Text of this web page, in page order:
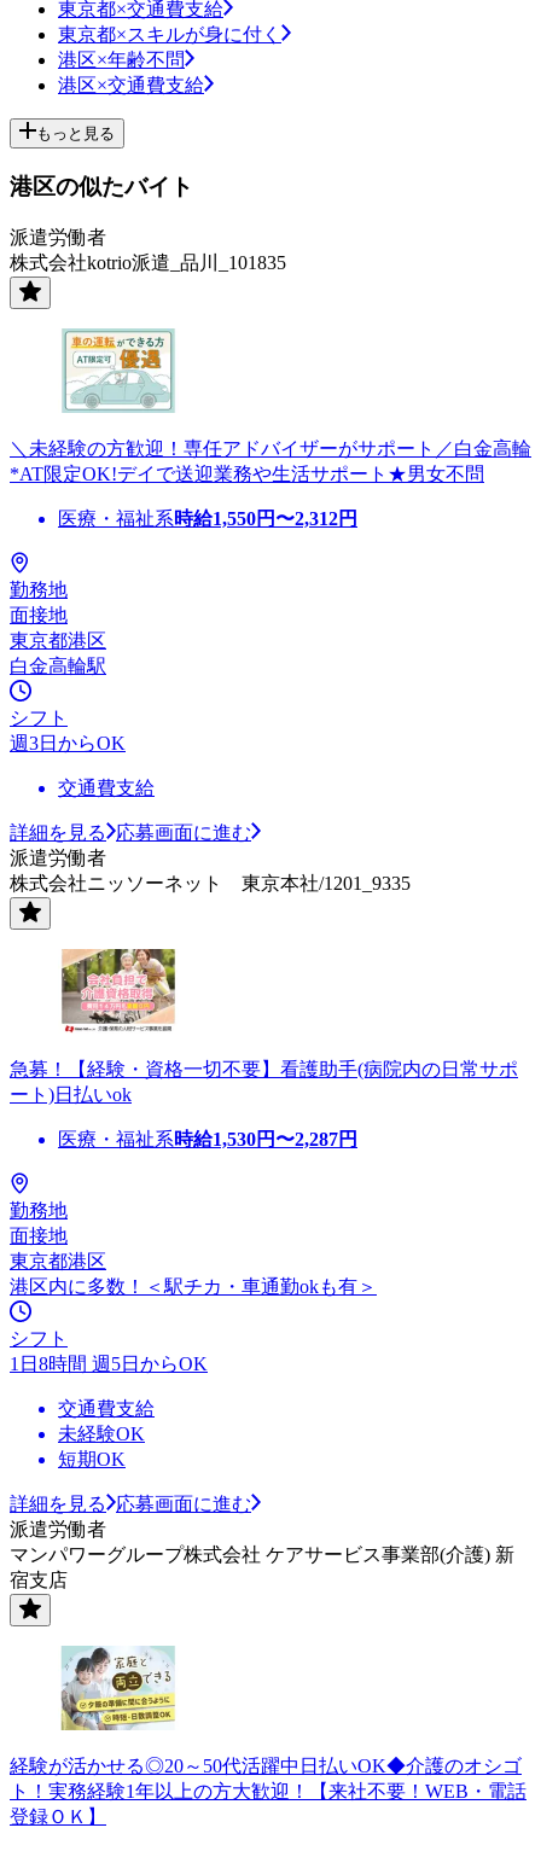
東京都×交通費支給
東京都×スキルが身に付く
港区×年齢不問
港区×交通費支給
もっと見る
港区の似たバイト
派遣労働者
株式会社kotrio派遣_品川_101835
＼未経験の方歓迎！専任アドバイザーがサポート／白金高輪
*AT限定OK!デイで送迎業務や生活サポート★男女不問
医療・福祉系時給1,550円〜2,312円
勤務地
面接地
東京都港区
白金高輪駅
シフト
週3日からOK
交通費支給
詳細を見る
応募画面に進む
派遣労働者
株式会社ニッソーネット 東京本社/1201_9335
急募！【経験・資格一切不要】看護助手(病院内の日常サポ
ート)日払いok
医療・福祉系時給1,530円〜2,287円
勤務地
面接地
東京都港区
港区内に多数！＜駅チカ・車通勤okも有＞
シフト
1日8時間 週5日からOK
交通費支給
未経験OK
短期OK
詳細を見る
応募画面に進む
派遣労働者
マンパワーグループ株式会社 ケアサービス事業部(介護) 新
宿支店
経験が活かせる◎20～50代活躍中日払いOK◆介護のオシゴ
ト！実務経験1年以上の方大歓迎！【来社不要！WEB・電話
登録ＯＫ】